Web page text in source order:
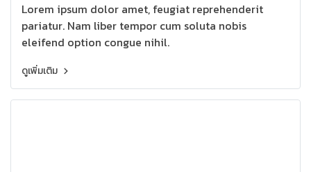
Lorem ipsum dolor amet, feugiat reprehenderit
pariatur. Nam liber tempor cum soluta nobis
eleifend option congue nihil.
ดูเพิ่มเติม